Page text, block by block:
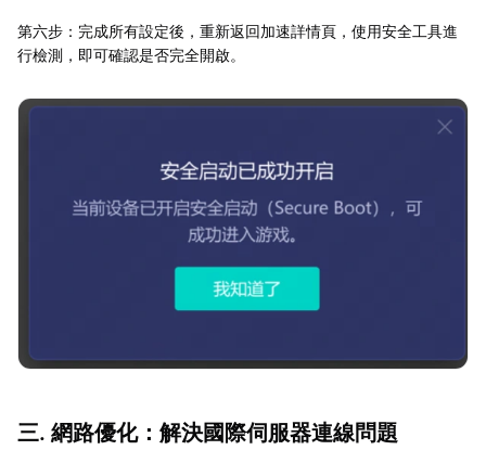
第六步：完成所有設定後，重新返回加速詳情頁，使用安全工具進
行檢測，即可確認是否完全開啟。
三. 網路優化：解決國際伺服器連線問題